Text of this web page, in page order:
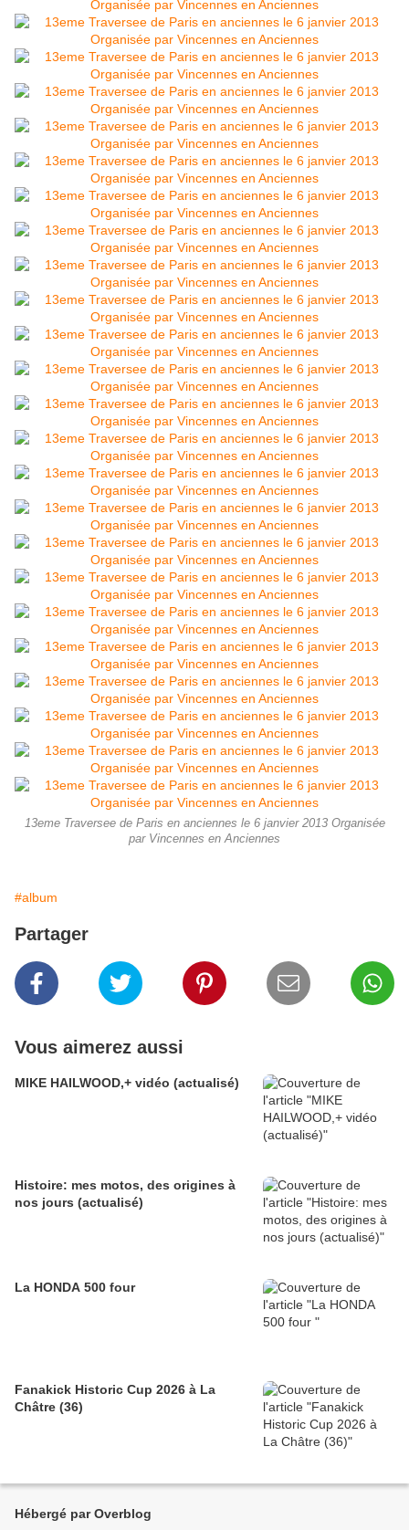
13eme Traversee de Paris en anciennes le 6 janvier 2013 Organisée
par Vincennes en Anciennes
#album
Partager
Vous aimerez aussi
MIKE HAILWOOD,+ vidéo (actualisé)
Histoire: mes motos, des origines à
nos jours (actualisé)
La HONDA 500 four
Fanakick Historic Cup 2026 à La
Châtre (36)
Hébergé par Overblog